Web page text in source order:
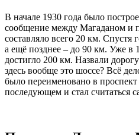
В начале 1930 года было
сообщение между Магаданом и
составляло всего 20 км. Спустя
а ещё позднее – до 90 км. Уже в
достигло 200 км. Назвали
здесь вообще это шоссе? Всё
было переименовано в
последующем и стал считаться